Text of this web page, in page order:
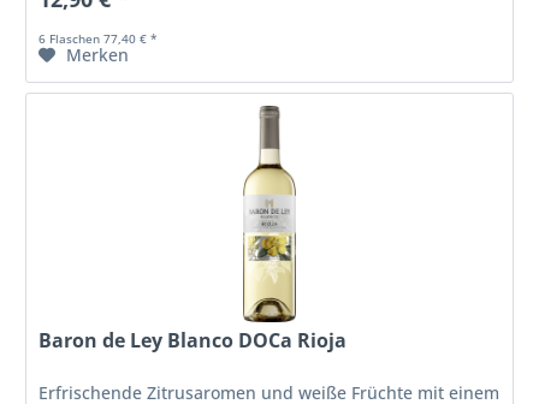
6 Flaschen 77,40 € *
Merken
Baron de Ley Blanco DOCa Rioja
Erfrischende Zitrusaromen und weiße Früchte mit einem